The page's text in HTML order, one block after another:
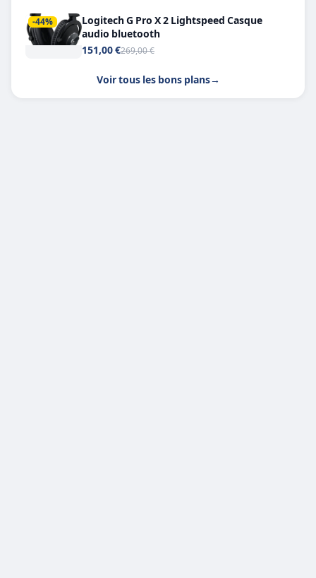
-44%
Logitech G Pro X 2 Lightspeed Casque
audio bluetooth
151,00 €269,00 €
Voir tous les bons plans→